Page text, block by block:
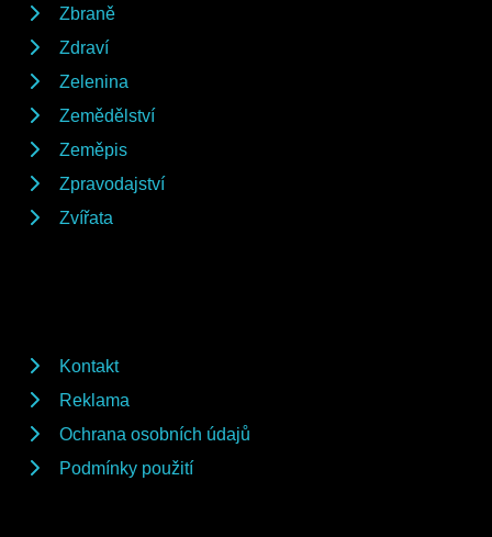
Zbraně
Zdraví
Zelenina
Zemědělství
Zeměpis
Zpravodajství
Zvířata
Kontakt
Reklama
Ochrana osobních údajů
Podmínky použití